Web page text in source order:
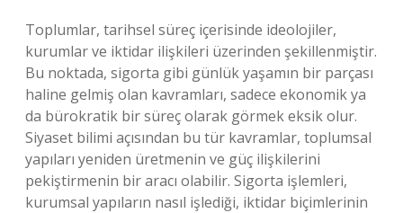
Toplumlar, tarihsel süreç içerisinde ideolojiler,
kurumlar ve iktidar ilişkileri üzerinden şekillenmiştir.
Bu noktada, sigorta gibi günlük yaşamın bir parçası
haline gelmiş olan kavramları, sadece ekonomik ya
da bürokratik bir süreç olarak görmek eksik olur.
Siyaset bilimi açısından bu tür kavramlar, toplumsal
yapıları yeniden üretmenin ve güç ilişkilerini
pekiştirmenin bir aracı olabilir. Sigorta işlemleri,
kurumsal yapıların nasıl işlediği, iktidar biçimlerinin